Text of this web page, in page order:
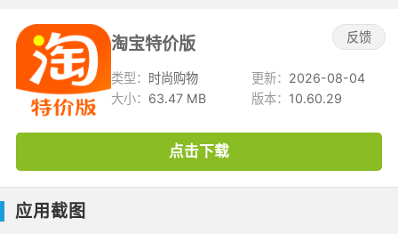
淘宝特价版 反馈
类型： 时尚购物 更新： 2026-08-04
大小： 63.47 MB 版本： 10.60.29
点击下载
应用截图